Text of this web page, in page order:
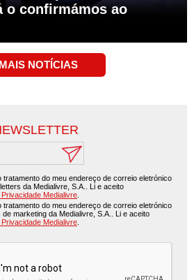
confirmámos ao
do meu endereço de correio eletrónico
da Medialivre, S.A.. Li e aceito
Medialivre
do meu endereço de correio eletrónico
marketing da Medialivre, S.A.. Li e aceito
Medialivre